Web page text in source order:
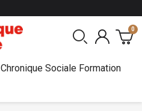
Chronique Sociale Formation